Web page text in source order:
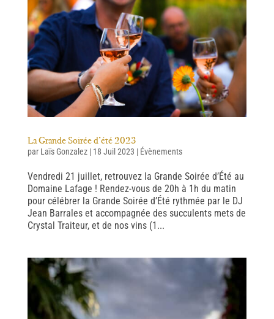
La Grande Soirée d’été 2023
par Laïs Gonzalez| 18 Juil 2023 | Évènements
Vendredi 21 juillet, retrouvez la Grande Soirée d’Été au
Domaine Lafage ! Rendez-vous de 20h à 1h du matin
pour célébrer la Grande Soirée d’Été rythmée par le DJ
Jean Barrales et accompagnée des succulents mets de
Crystal Traiteur, et de nos vins (1...